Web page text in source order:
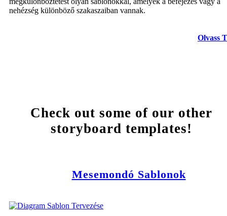
nehézség különböző szakaszaiban vannak.
Olvass
Check out some of our other
storyboard templates!
Mesemondó Sablonok